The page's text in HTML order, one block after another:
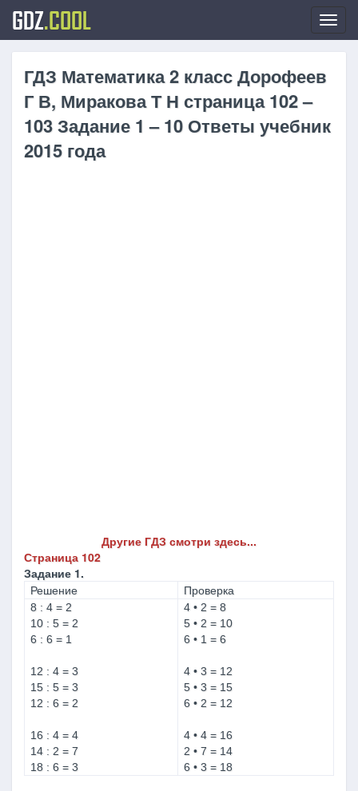
GDZ.COOL
ГДЗ Математика 2 класс Дорофеев
Г В, Миракова Т Н страница 102 –
103 Задание 1 – 10 Ответы учебник
2015 года
Другие ГДЗ смотри здесь...
Страница 102
Задание 1.
Решение
Проверка
8 : 4 = 2
10 : 5 = 2
6 : 6 = 1
12 : 4 = 3
15 : 5 = 3
12 : 6 = 2
16 : 4 = 4
14 : 2 = 7
18 : 6 = 3
4 • 2 = 8
5 • 2 = 10
6 • 1 = 6
4 • 3 = 12
5 • 3 = 15
6 • 2 = 12
4 • 4 = 16
2 • 7 = 14
6 • 3 = 18